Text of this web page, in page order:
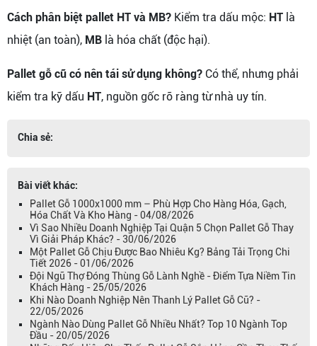
Cách phân biệt pallet HT và MB? Kiểm tra dấu mộc: HT là
nhiệt (an toàn), MB là hóa chất (độc hại).
Pallet gỗ cũ có nên tái sử dụng không? Có thể, nhưng phải
kiểm tra kỹ dấu HT, nguồn gốc rõ ràng từ nhà uy tín.
Chia sẻ:
Bài viết khác:
Pallet Gỗ 1000x1000 mm – Phù Hợp Cho Hàng Hóa, Gạch,
Hóa Chất Và Kho Hàng - 04/08/2026
Vì Sao Nhiều Doanh Nghiệp Tại Quận 5 Chọn Pallet Gỗ Thay
Vì Giải Pháp Khác? - 30/06/2026
Một Pallet Gỗ Chịu Được Bao Nhiêu Kg? Bảng Tải Trọng Chi
Tiết 2026 - 01/06/2026
Đội Ngũ Thợ Đóng Thùng Gỗ Lành Nghề - Điểm Tựa Niềm Tin
Khách Hàng - 25/05/2026
Khi Nào Doanh Nghiệp Nên Thanh Lý Pallet Gỗ Cũ? -
22/05/2026
Ngành Nào Dùng Pallet Gỗ Nhiều Nhất? Top 10 Ngành Top
Đầu - 20/05/2026